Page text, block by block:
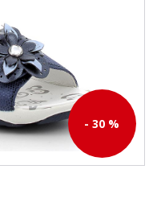
- 30 %